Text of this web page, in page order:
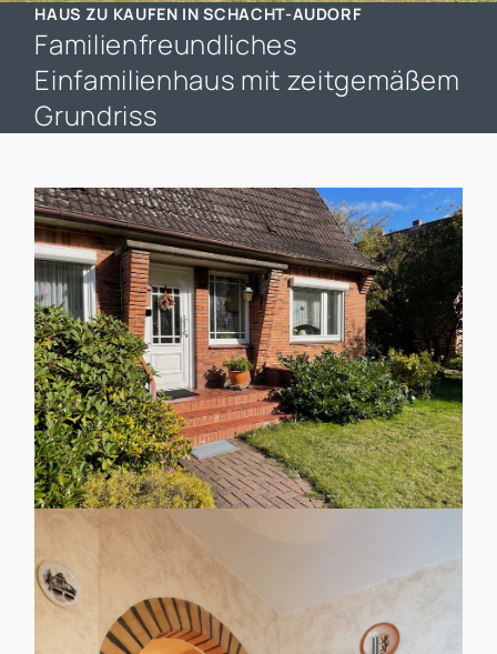
HAUS ZU KAUFEN IN SCHACHT-AUDORF
Familienfreundliches
Einfamilienhaus mit zeitgemäßem
Grundriss